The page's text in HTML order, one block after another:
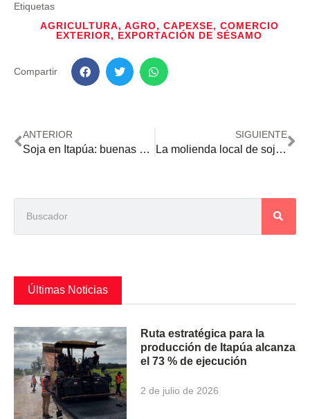
Etiquetas
AGRICULTURA, AGRO, CAPEXSE, COMERCIO
EXTERIOR, EXPORTACIÓN DE SÉSAMO
Compartir
ANTERIOR
Soja en Itapúa: buenas condiciones en las parcelas a la espera de dos meses claves
SIGUIENTE
La molienda local de soja creció 38 % hasta el mes de octubre
Últimas Noticias
Ruta estratégica para la
producción de Itapúa alcanza
el 73 % de ejecución
2 de julio de 2026